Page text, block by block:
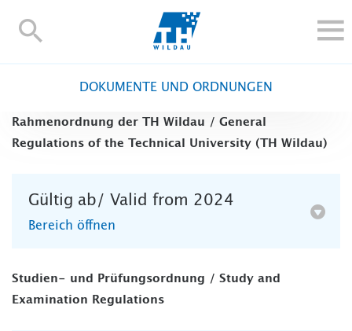
TH-
FORSCHUNG UND TRANSFER
INTERNATIONAL
BESCHÄFTIGTE
TH Online-Portal Personensuche English
DOKUMENTE UND ORDNUNGEN
Rahmenordnung der TH Wildau / General
Regulations of the Technical University (TH Wildau)
Gültig ab/ Valid from 2024
Bereich öffnen
Studien- und Prüfungsordnung / Study and
Examination Regulations